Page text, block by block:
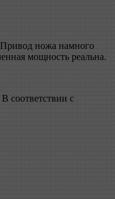
Привод ножа намного
мощность реальна.
соответствии с